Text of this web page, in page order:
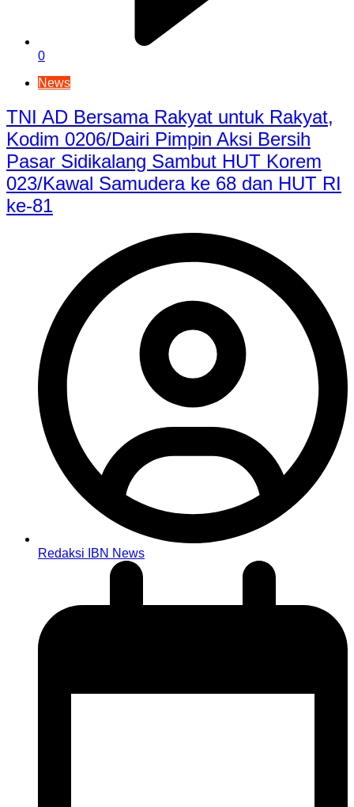
0
News
TNI AD Bersama Rakyat untuk Rakyat,
Kodim 0206/Dairi Pimpin Aksi Bersih
Pasar Sidikalang Sambut HUT Korem
023/Kawal Samudera ke 68 dan HUT RI
ke-81
Redaksi IBN News